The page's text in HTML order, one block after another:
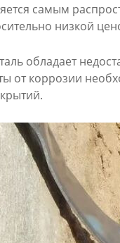
самым
низкой
обладает
от коррозии